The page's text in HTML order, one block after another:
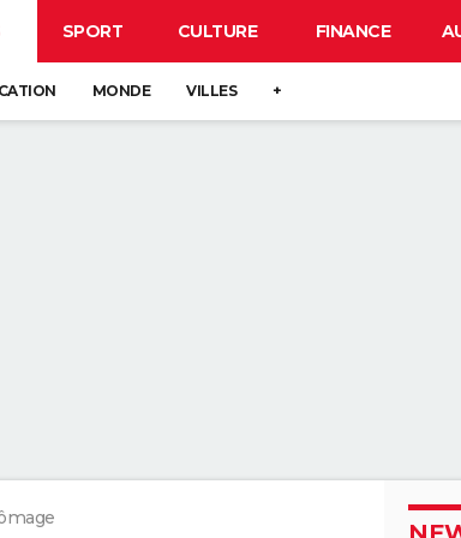
SPORT CULTURE FINANCE
MONDE VILLES +